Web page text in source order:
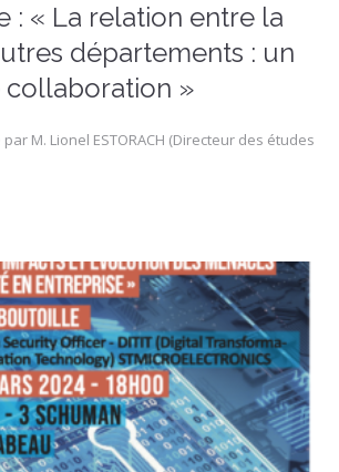
: « La relation entre la
départements : un
»
M. Lionel ESTORACH (Directeur des études